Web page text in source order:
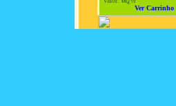
Ver Carrinho